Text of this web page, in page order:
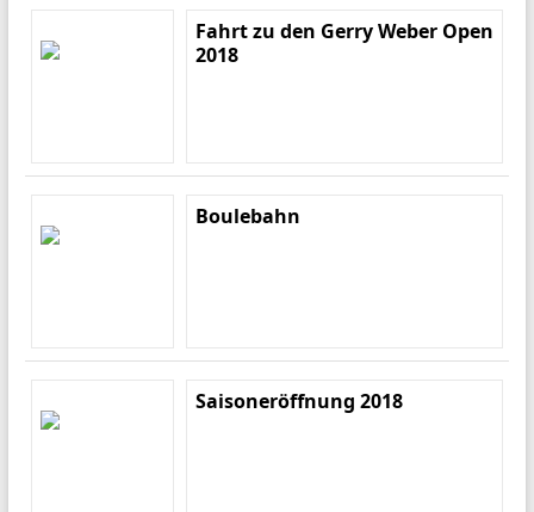
Fahrt zu den Gerry Weber Open
2018
Boulebahn
Saisoneröffnung 2018